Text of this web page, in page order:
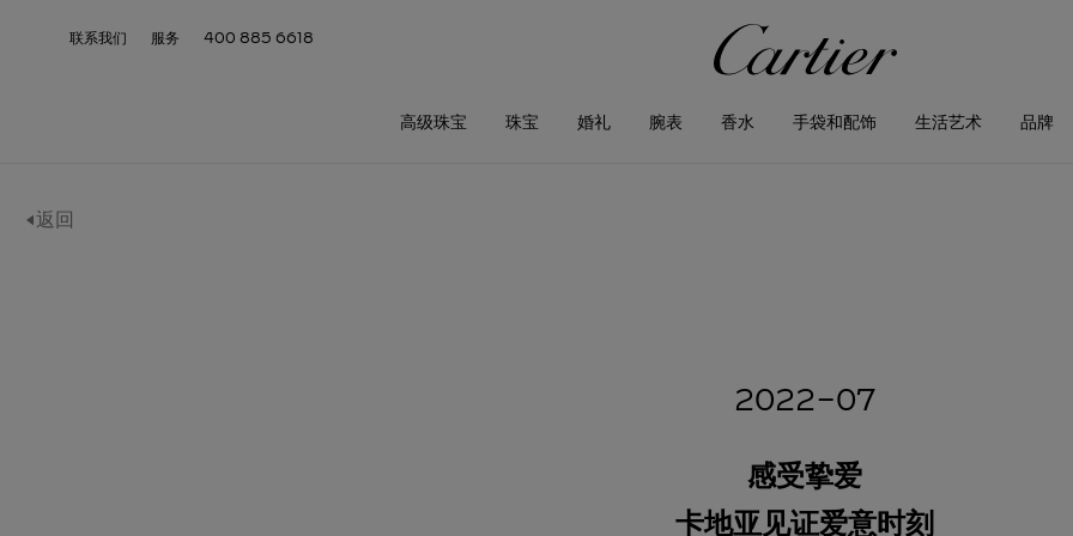
联系我们 服务 400 885 6618
高级珠宝 珠宝 婚礼 腕表 香水 手袋和配饰 生活艺术 品牌
返回
2022-07
感受挚爱
卡地亚见证爱意时刻